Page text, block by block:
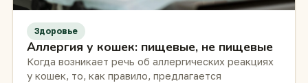
Здоровье
Аллергия у кошек: пищевые, не пищевые
Когда возникает речь об аллергических реакциях
у кошек, то, как правило, предлагается